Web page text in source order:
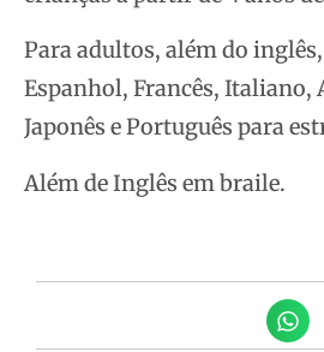
Para adultos, além do
Espanhol, Francês, Italiano,
Japonês e Português para
Além de Inglês em braile.